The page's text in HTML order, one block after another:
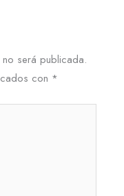
será publicada.
con *